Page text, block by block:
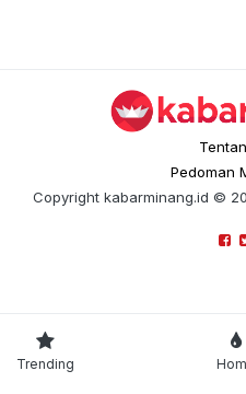
Pedoman
Copyright kabarminang.id ©
Trending